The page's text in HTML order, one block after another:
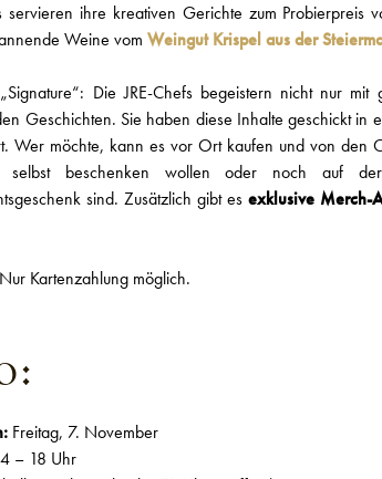
servieren ihre kreativen Gerichte zum Probierpreis
Weine vomWeingut Krispel aus der
Die JRE-Chefs begeistern nicht nur
Geschichten. Sie haben diese Inhalte geschickt in
Wer möchte, kann es vor Ort kaufen und von den
beschenken wollen oder noch auf
sind. Zusätzlich gibt esexklusive Merch-
Kartenzahlung möglich.
Freitag, 7. November
– 18 Uhr